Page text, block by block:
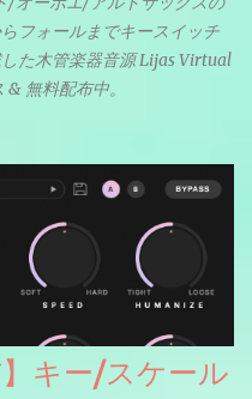
フォールまでキースイッチ
た木管楽器音源 Lijas Virtual
無料配布中。
】キー/スケール